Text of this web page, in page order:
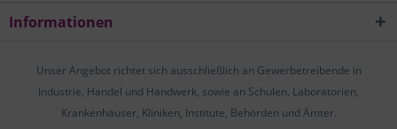
Informationen
Unser Angebot richtet sich ausschließlich an Gewerbetreibende in
Industrie, Handel und Handwerk, sowie an Schulen, Laboratorien,
Krankenhäuser, Kliniken, Institute, Behörden und Ämter.